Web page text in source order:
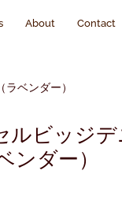
About Contact
ベンダー）
ルビッジ
ンダー）